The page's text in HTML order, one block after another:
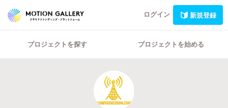
ログイン 新規登録
プロジェクトを探す プロジェクトを始める